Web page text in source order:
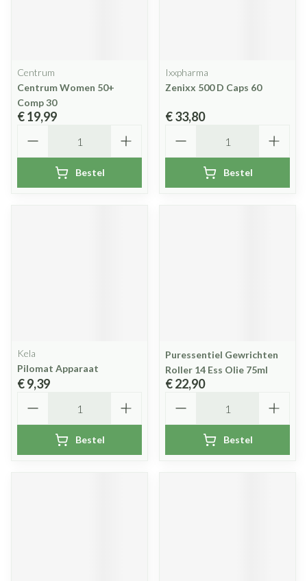
Centrum
Centrum Women 50+
Comp 30
€ 19,99
Bestel
Ixxpharma
Zenixx 500 D Caps 60
€ 33,80
Bestel
Kela
Pilomat Apparaat
€ 9,39
Bestel
Puressentiel Gewrichten
Roller 14 Ess Olie 75ml
€ 22,90
Bestel